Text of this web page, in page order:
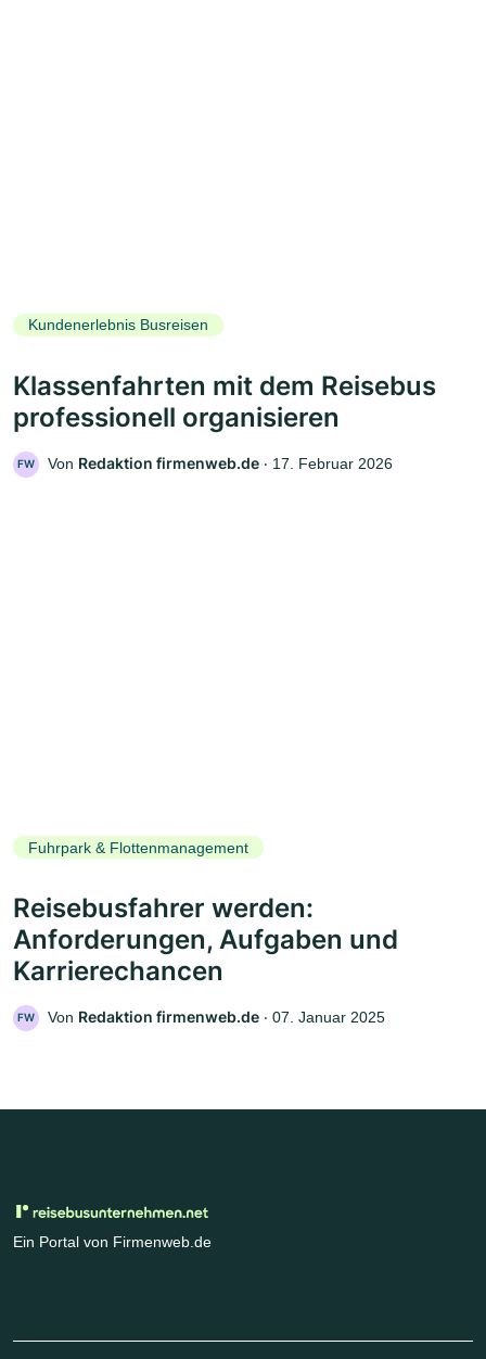
Kundenerlebnis Busreisen
Klassenfahrten mit dem Reisebus
professionell organisieren
FW Von Redaktion firmenweb.de ‧ 17. Februar 2026
Fuhrpark & Flottenmanagement
Reisebusfahrer werden:
Anforderungen, Aufgaben und
Karrierechancen
FW Von Redaktion firmenweb.de ‧ 07. Januar 2025
Ein Portal von Firmenweb.de